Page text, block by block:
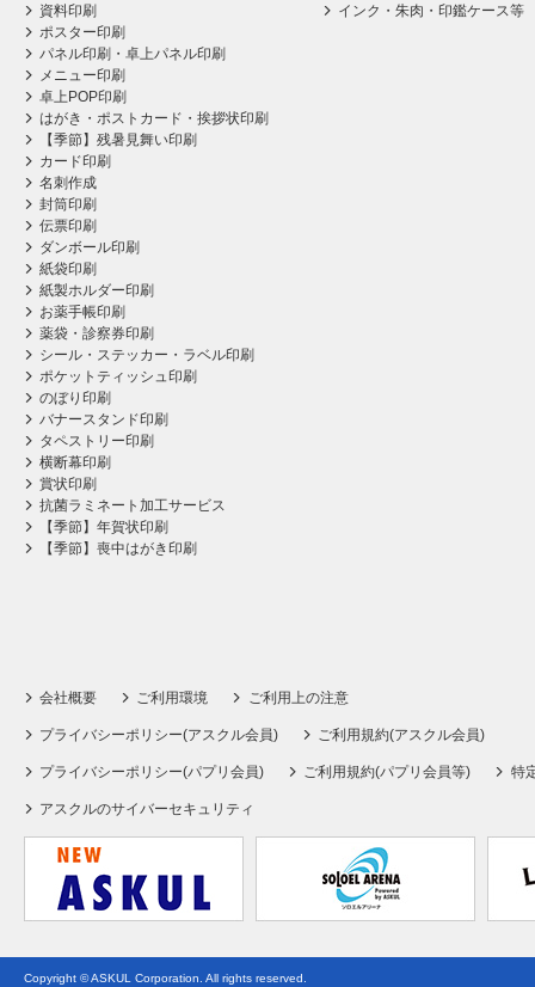
資料印刷
ポスター印刷
パネル印刷・卓上パネル印刷
メニュー印刷
卓上POP印刷
はがき・ポストカード・挨拶状印刷
【季節】残暑見舞い印刷
カード印刷
名刺作成
封筒印刷
伝票印刷
ダンボール印刷
紙袋印刷
紙製ホルダー印刷
お薬手帳印刷
薬袋・診察券印刷
シール・ステッカー・ラベル印刷
ポケットティッシュ印刷
のぼり印刷
バナースタンド印刷
タペストリー印刷
横断幕印刷
賞状印刷
抗菌ラミネート加工サービス
【季節】年賀状印刷
【季節】喪中はがき印刷
インク・朱肉・印鑑ケース等
会社概要 ご利用環境 ご利用上の注意
プライバシーポリシー(アスクル会員) ご利用規約(アスクル会員)
プライバシーポリシー(パプリ会員) ご利用規約(パプリ会員等) 特
アスクルのサイバーセキュリティ
Copyright © ASKUL Corporation. All rights reserved.